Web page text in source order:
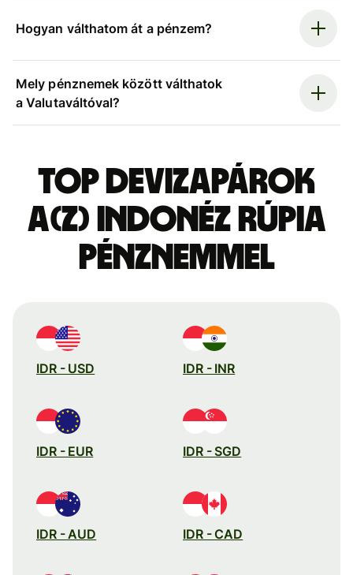
Hogyan válthatom át a pénzem?
Mely pénznemek között válthatok
a Valutaváltóval?
Top devizapárok
a(z) indonéz rúpia
pénznemmel
IDR - USD IDR - INR
IDR - EUR IDR - SGD
IDR - AUD IDR - CAD